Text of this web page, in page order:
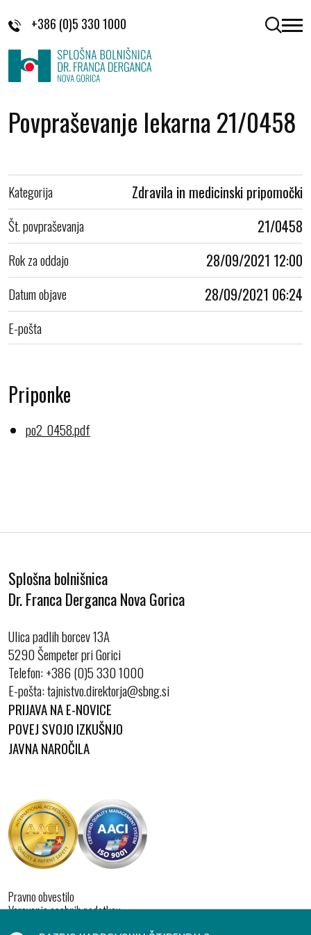
+386 (0)5 330 1000 odpri
Povpraševanje lekarna 21/0458
Kategorija Zdravila in medicinski pripomočki
Št. povpraševanja 21/0458
Rok za oddajo 28/09/2021 12:00
Datum objave 28/09/2021 06:24
E-pošta
Priponke
po2_0458.pdf
Splošna bolnišnica
Dr. Franca Derganca Nova Gorica
Ulica padlih borcev 13A
5290 Šempeter pri Gorici
Telefon:+386 (0)5 330 1000
E-pošta:
PRIJAVA NA E-NOVICE
POVEJ SVOJO IZKUŠNJO
JAVNA NAROČILA
Pravno obvestilo
Varovanje osebnih podatkov